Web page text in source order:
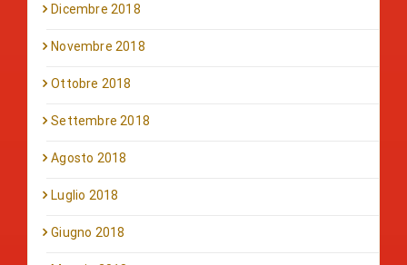
Dicembre 2018
Novembre 2018
Ottobre 2018
Settembre 2018
Agosto 2018
Luglio 2018
Giugno 2018